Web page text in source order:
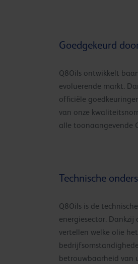
Goedgekeurd
Q8Oils ontwikkelt
evoluerende markt.
officiële
van onze
alle toonaangevende
Technische
Q8Oils is de
energiesector. Dankzij
vertellen welke olie
betrouwbaarheid van